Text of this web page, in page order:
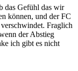
das Gefühl das wir
können, und der FC
Fraglich
der Abstieg
ich gibt es nicht